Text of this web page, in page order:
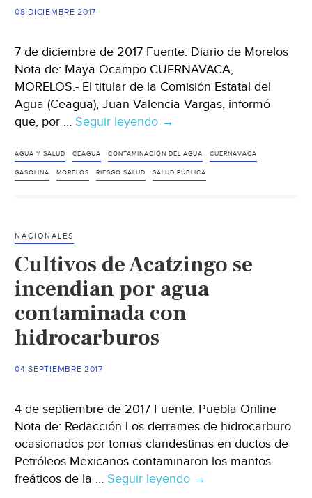
El
Toluca)
08 DICIEMBRE 2017
7 de diciembre de 2017 Fuente: Diario de Morelos
Nota de: Maya Ocampo CUERNAVACA,
MORELOS.- El titular de la Comisión Estatal del
Agua (Ceagua), Juan Valencia Vargas, informó
que, por … Seguir leyendo Morelos:
agua
de
(Diario
Morelos)
→
AGUA Y SALUD CEAGUA CONTAMINACIÓN DEL AGUA CUERNAVACA
GASOLINA MORELOS RIESGO SALUD SALUD PÚBLICA
NACIONALES
Cultivos de Acatzingo se
incendian por agua
contaminada con
hidrocarburos
04 SEPTIEMBRE 2017
4 de septiembre de 2017 Fuente: Puebla Online
Nota de: Redacción Los derrames de hidrocarburo
ocasionados por tomas clandestinas en ductos de
Petróleos Mexicanos contaminaron los mantos
freáticos de la … Seguir leyendo Cultivos
→